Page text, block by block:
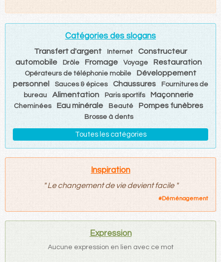
Catégories des slogans
Transfert d'argent Internet
Constructeur
automobile
Drôle Fromage Voyage Restauration
Opérateurs de téléphonie mobile
Développement
personnel
Sauces & épices Chaussures
Fournitures de
bureau
Alimentation Paris sportifs Maçonnerie
Cheminées Eau minérale Beauté Pompes funèbres
Brosse à dents
Toutes les catégories
Inspiration
" Le changement de vie devient facile "
#Déménagement
Expression
Aucune expression en lien avec ce mot